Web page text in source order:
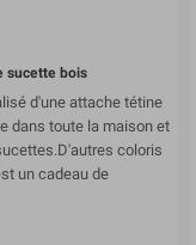
sucette bois
d'une attache tétine
dans toute la maison et
coloris
un cadeau de